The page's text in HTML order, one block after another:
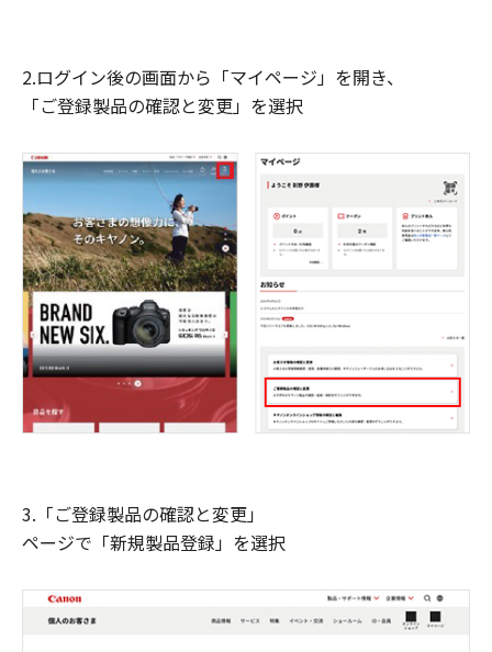
2.ログイン後の画面から「マイページ」を開き、
「ご登録製品の確認と変更」を選択
3.「ご登録製品の確認と変更」
ページで「新規製品登録」を選択